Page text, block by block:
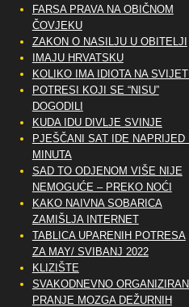
FARSA PRAVA NA OBIČNOM
ČOVJEKU
ZAKON O NASILJU U OBITELJI
IMAJU HRVATSKU
KOLIKO IMA IDIOTA NA
POTRESI KOJI SE “NISU”
DOGODILI
KUDA IDU DIVLJE SVINJE
PJEŠČANI SAT IDE NAPRIJED
MINUTA
SAD TO ODJENOM VIŠE NIJE
NEMOGUĆE – PREKO NOĆI
KAKO NAIVNA SOBARICA
ZAMIŠLJA INTERNET
TABLICA UPARENIH POTRESA
ZA MAY/ SVIBANJ 2022
KLIZIŠTE
SVAKODNEVNO
PRANJE MOZGA DEŽURNIH